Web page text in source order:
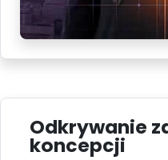
Odkrywanie
koncepcji